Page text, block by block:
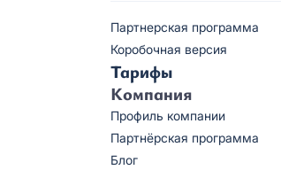
Партнерская программа
Коробочная версия
Тарифы
Компания
Профиль компании
Партнёрская программа
Блог